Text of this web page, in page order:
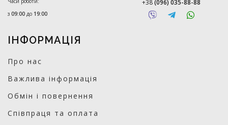
з 09:00 до 19:00
+38(096) 035-88-88
ІНФОРМАЦІЯ
Про нас
Важлива інформація
Обмін і повернення
Співпраця та оплата